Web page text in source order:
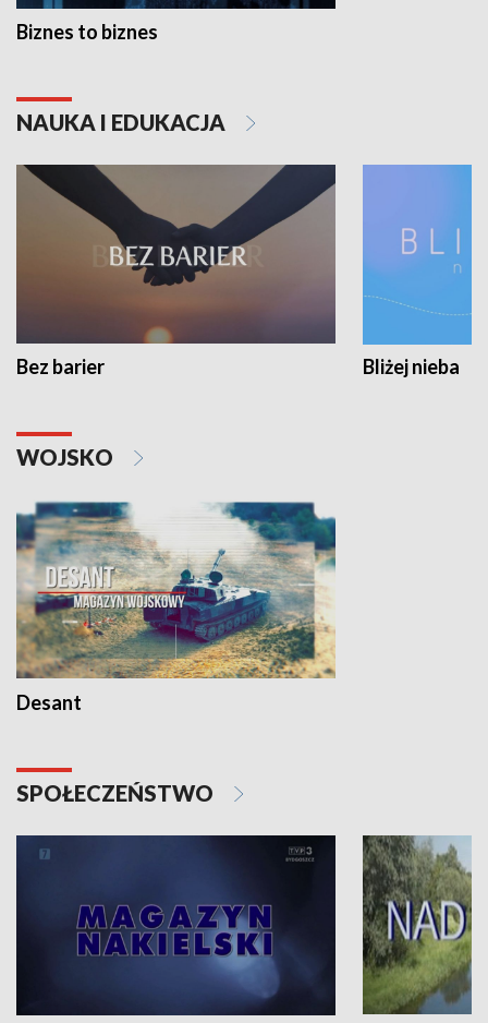
Biznes to biznes
NAUKA I EDUKACJA
Bez barier Bliżej nieba
WOJSKO
Desant
SPOŁECZEŃSTWO